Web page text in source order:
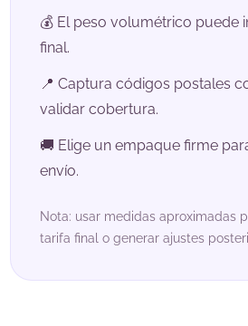
💰 El peso volumétrico puede
final.
📍 Captura códigos postales
validar cobertura.
🚚 Elige un empaque firme
envío.
Nota: usar medidas aproximadas
tarifa final o generar ajustes